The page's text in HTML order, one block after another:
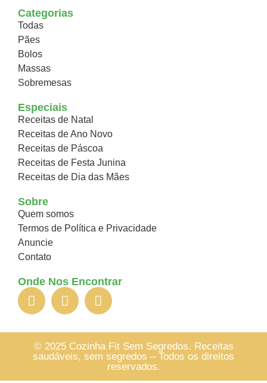
Categorias
Todas
Pães
Bolos
Massas
Sobremesas
Especiais
Receitas de Natal
Receitas de Ano Novo
Receitas de Páscoa
Receitas de Festa Junina
Receitas de Dia das Mães
Sobre
Quem somos
Termos de Política e Privacidade
Anuncie
Contato
Onde Nos Encontrar
© 2025 Cozinha Fit Sem Segredos. Receitas
saudáveis, sem segredos – Todos os direitos
reservados.